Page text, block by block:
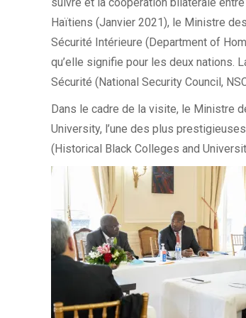
Haïtiens (Janvier 2021), le Ministre
Sécurité Intérieure (Department of
qu’elle signifie pour les deux nations.
Sécurité (National Security Council,
Dans le cadre de la visite, le Ministre
University, l’une des plus
(Historical Black Colleges and